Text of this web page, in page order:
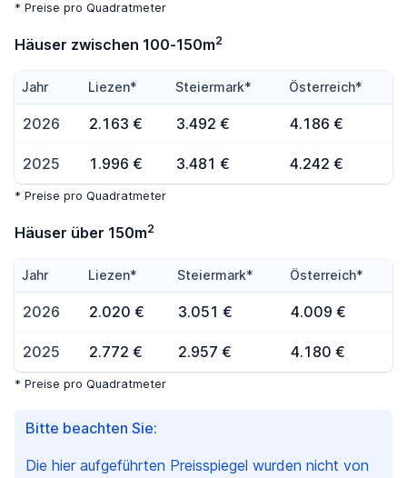
Bitte beachten Sie:
Die hier aufgeführten Preisspiegel wurden nicht von
* Preise pro Quadratmeter
Häuser zwischen 100-150m2
Jahr Liezen* Steiermark* Österreich*
2026 2.163 € 3.492 € 4.186 €
2025 1.996 € 3.481 € 4.242 €
* Preise pro Quadratmeter
Häuser über 150m2
Jahr Liezen* Steiermark* Österreich*
2026 2.020 € 3.051 € 4.009 €
2025 2.772 € 2.957 € 4.180 €
* Preise pro Quadratmeter